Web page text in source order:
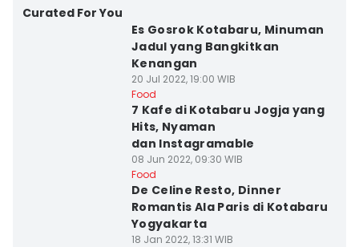
Curated For You
Es Gosrok Kotabaru, Minuman
Jadul yang Bangkitkan
Kenangan
20 Jul 2022, 19:00 WIB
Food
7 Kafe di Kotabaru Jogja yang
Hits, Nyaman
dan Instagramable
08 Jun 2022, 09:30 WIB
Food
De Celine Resto, Dinner
Romantis Ala Paris di Kotabaru
Yogyakarta
18 Jan 2022, 13:31 WIB